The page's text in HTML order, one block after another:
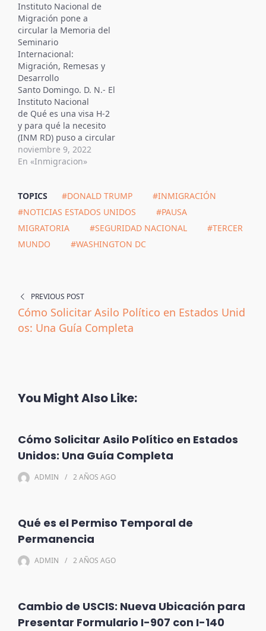
en el país y que hasta
ahora no podían
calificar para la famosa
tarjeta verde que
otorga…
Instituto Nacional de
Migración pone a
circular la Memoria del
Seminario
Internacional:
Migración, Remesas y
Desarrollo
Santo Domingo. D. N.- El
Instituto Nacional
de Qué es una visa H-2
y para qué la necesito
(INM RD) puso a circular
la Memoria del
Seminario
Desarrollo, resultado
del primer seminario
en el país sobre las
relaciones entre los
noviembre 9, 2022
En «Inmigracion»
TOPICS #DONALD TRUMP
#INMIGRACIÓN
#NOTICIAS ESTADOS UNIDOS
#PAUSA
MIGRATORIA
#SEGURIDAD NACIONAL
#TERCER
MUNDO
#WASHINGTON DC
PREVIOUS POST
Cómo Solicitar Asilo Político en Estados Unid
os: Una Guía Completa
You Might Also Like:
Cómo Solicitar Asilo Político en Estados
Unidos: Una Guía Completa
ADMIN 2 AÑOS AGO
Qué es el Permiso Temporal de
Permanencia
ADMIN 2 AÑOS AGO
Cambio de USCIS: Nueva Ubicación para
Presentar Formulario I-907 con I-140